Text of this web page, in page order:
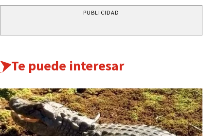
PUBLICIDAD
Te puede interesar